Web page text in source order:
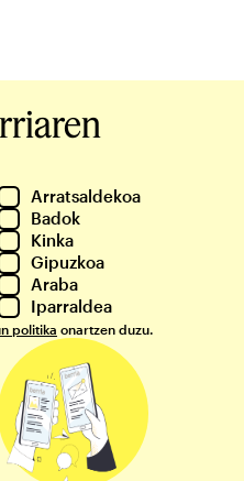
Arratsaldekoa
Badok
Kinka
Gipuzkoa
Araba
Iparraldea
politika onartzen duzu.